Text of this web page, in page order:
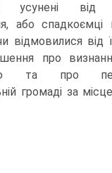
усунені
або спадкоємці
відмовилися від
про
та про
громаді за